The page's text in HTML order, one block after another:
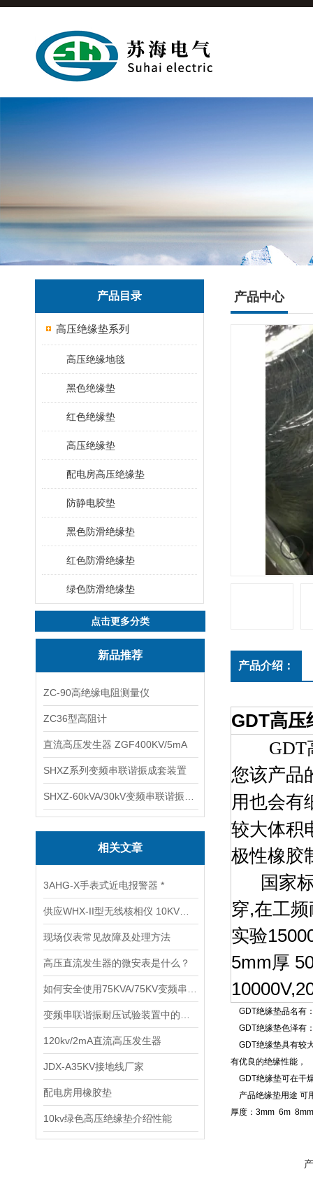
产品目录
高压绝缘垫系列
高压绝缘地毯
黑色绝缘垫
红色绝缘垫
高压绝缘垫
配电房高压绝缘垫
防静电胶垫
黑色防滑绝缘垫
红色防滑绝缘垫
绿色防滑绝缘垫
点击更多分类
新品推荐
ZC-90高绝缘电阻测量仪
ZC36型高阻计
直流高压发生器 ZGF400KV/5mA
SHXZ系列变频串联谐振成套装置
相关文章
3AHG-X手表式近电报警器 *
现场仪表常见故障及处理方法
高压直流发生器的微安表是什么？
120kv/2mA直流高压发生器
JDX-A35KV接地线厂家
配电房用橡胶垫
10kv绿色高压绝缘垫介绍性能
产品中心
产品介绍：
GDT高压
您该产品
用也会有
较大体积
极性橡胶
国家
穿,在工
实验
5mm厚
GDT绝缘垫品名有
GDT绝缘垫色泽有
GDT绝缘垫具有较
有优良的绝缘性能，
GDT绝缘垫可在干
产品绝缘垫用途 可
厚度：3mm 6m